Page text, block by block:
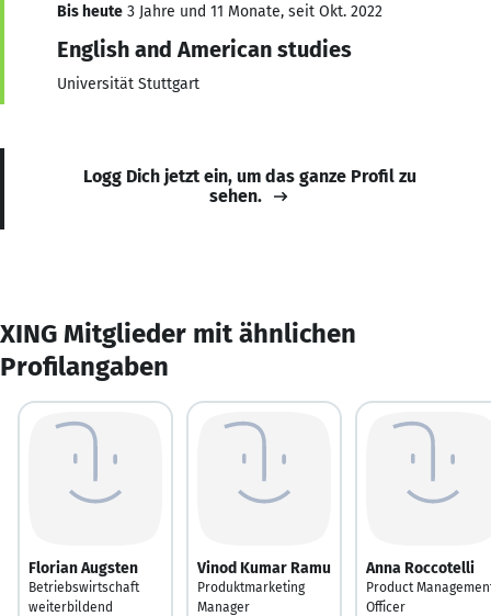
Bis heute 3 Jahre und 11 Monate, seit Okt. 2022
English and American studies
Universität Stuttgart
Logg Dich jetzt ein, um das ganze Profil zu
sehen.
XING Mitglieder mit ähnlichen
Profilangaben
Florian Augsten
Betriebswirtschaft
weiterbildend
Vinod Kumar Ramu
Produktmarketing
Manager
Anna Roccotelli
Product
Officer